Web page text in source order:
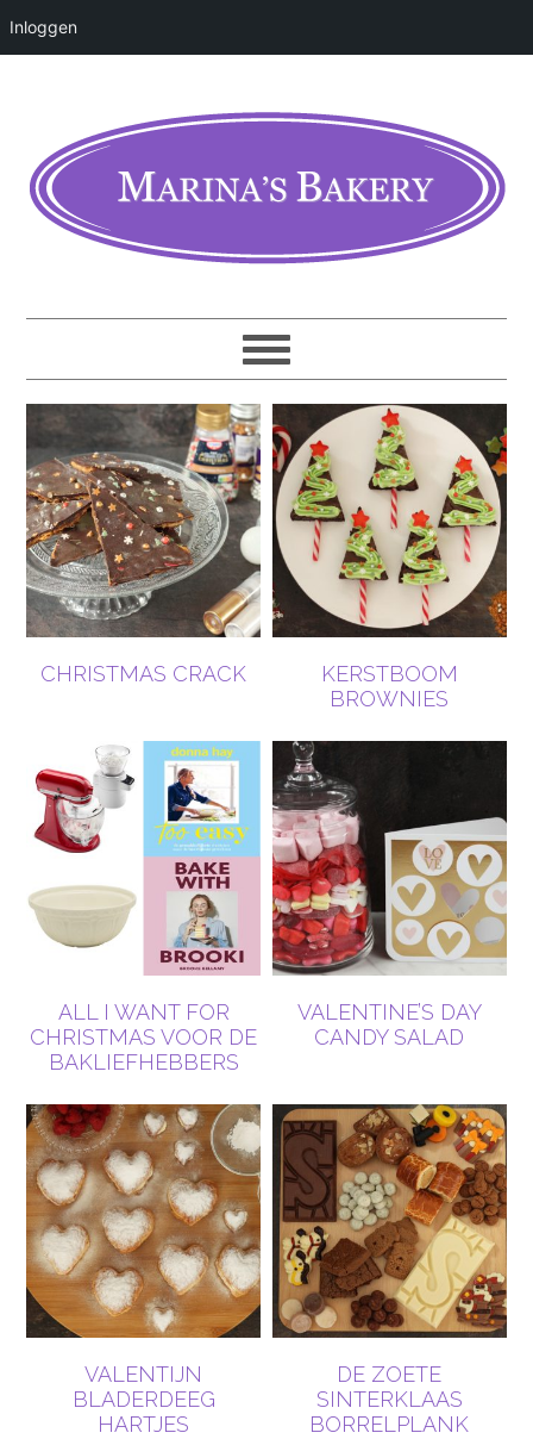
Inloggen
CHRISTMAS CRACK
KERSTBOOM
BROWNIES
ALL I WANT FOR
CHRISTMAS VOOR DE
BAKLIEFHEBBERS
VALENTINE’S DAY
CANDY SALAD
VALENTIJN
BLADERDEEG
HARTJES
DE ZOETE
SINTERKLAAS
BORRELPLANK